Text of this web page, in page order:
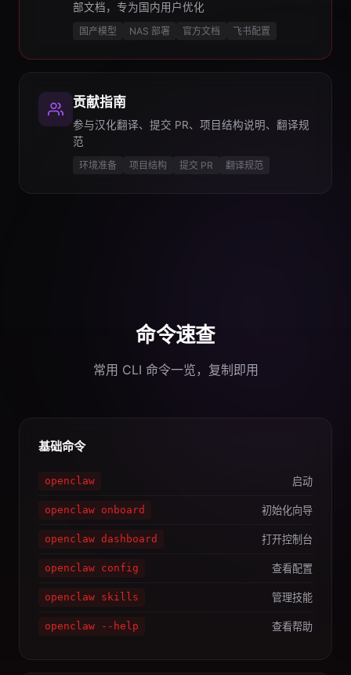
部文档，专为国内用户优化
国产模型 NAS 部署 官方文档 飞书配置
贡献指南
参与汉化翻译、提交 PR、项目结构说明、翻译规
范
环境准备 项目结构 提交 PR 翻译规范
命令速查
常用 CLI 命令一览，复制即用
基础命令
openclaw 启动
openclaw onboard 初始化向导
openclaw dashboard 打开控制台
openclaw config 查看配置
openclaw skills 管理技能
openclaw --help 查看帮助